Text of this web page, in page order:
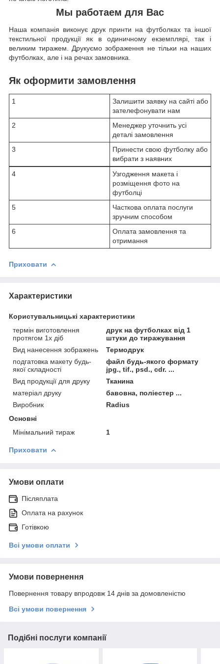
Мы работаем для Вас
Наша компанія виконує друк принти на футболках та іншої
текстильної продукції як в одиничному екземплярі, так і
великим тиражем. Друкуємо зображення не тільки на наших
футболках, але і на речах замовника.
Як оформити замовлення
1
Залишити заявку на сайті або
зателефонувати нам
2
Менеджер уточнить усі
деталі замовлення
3
Принести свою футболку або
вибрати з наявних
4
Узгодження макета і
розміщення фото на
футболці
5
Часткова оплата послуги
зручним способом
6
Оплата замовлення та
отримання
Приховати
Характеристики
Користувальницькі характеристики
термін виготовлення
протягом 1х діб
друк на футболках від 1
штуки до тиражування
Вид нанесення зображень
Термодрук
подгатовка макету будь-
якої складності
файл будь-якого формату
jpg., tif., psd., cdr. ...
Вид продукції для друку
Тканина
матеріал друку
бавовна, поліестер ...
Виробник
Radius
Основні
Мінімальний тираж
1
Приховати
Умови оплати
Післяплата
Оплата на рахунок
Готівкою
Всі умови оплати
Умови повернення
Повернення товару впродовж 14 днів за домовленістю
Всі умови повернення
Подібні послуги компанії